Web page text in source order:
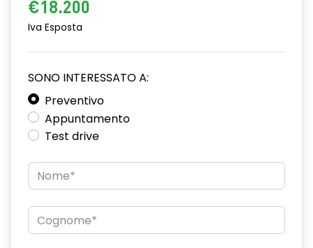
Distance warning avviso distanza di sicurezza
Driver display con schermo TFT da 3,5''
Eco Mode
compatibile 2G/3G o 4G/5G in base al veicolo
Firma luminosa pixelata con fari full LED
HARM03
€18.200
Iva Esposta
SONO INTERESSATO A:
Preventivo
Appuntamento
Test drive